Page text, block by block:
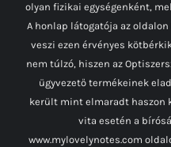
olyan fizikai egységenként,
A honlap látogatója az
veszi ezen érvényes
nem túlzó, hiszen az
ügyvezető termékeinek
került mint elmaradt haszon
vita esetén a
www.mylovelynotes.com